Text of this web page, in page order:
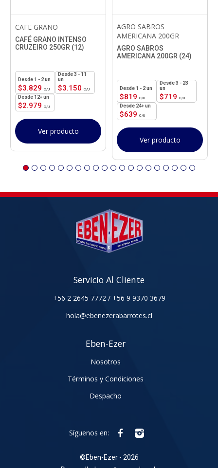
CAFE GRANO
CAFÉ GRANO INTENSO
CRUZEIRO 250GR (12)
$3.829
1 - 2un
$3.150
3 - 11
un
$2.979
12+ un
Ver producto
AGRO SABROS
AMERICANA 200GR
AGRO SABROS
AMERICANA 200GR (24)
$819
1 - 2un
$719
3 - 23
un
$639
24+ un
Ver producto
Servicio Al Cliente
+56 2 2645 7772 / +56 9 9370 3679
hola@ebenezerabarrotes.cl
Eben-Ezer
Nosotros
Términos y Condiciones
Despacho
Síguenos en:
©Eben-Ezer - 2026